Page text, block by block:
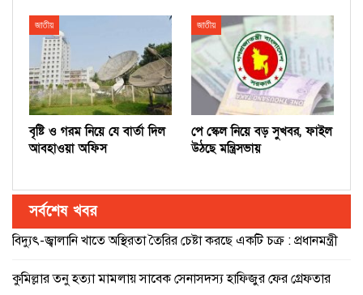
জাতীয়
বৃষ্টি ও গরম নিয়ে যে বার্তা দিল
আবহাওয়া অফিস
জাতীয়
পে স্কেল নিয়ে বড় সুখবর, ফাইল
উঠছে মন্ত্রিসভায়
সর্বশেষ খবর
বিদ্যুৎ-জ্বালানি খাতে অস্থিরতা তৈরির চেষ্টা করছে একটি চক্র : প্রধানমন্ত্রী
কুমিল্লার তনু হত্যা মামলায় সাবেক সেনাসদস্য হাফিজুর ফের গ্রেফতার